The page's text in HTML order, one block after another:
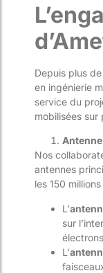
Depuis plus
en ingénierie
service du
mobilisées sur
Nos
antennes
les 150
L’
sur
électrons,
L’